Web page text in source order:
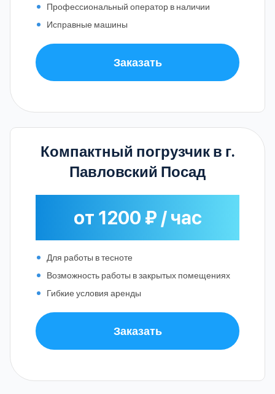
Профессиональный оператор в наличии
Исправные машины
Заказать
Компактный погрузчик в г.
Павловский Посад
от 1200 ₽ / час
Для работы в тесноте
Возможность работы в закрытых помещениях
Гибкие условия аренды
Заказать